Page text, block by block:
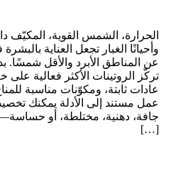
الحرارة، الشمس القوية، المكيّف
وأحيانًا الغبار تجعل العناية
عن المناطق الأبرد والأقل شمسًا.
تركّز الروتينات الأكثر فعالية على
عادات ثابتة، ومكوّنات مناسبة
عمل مستند إلى الأدلة يمكنك
جافة، دهنية، مختلطة، أو
[…]